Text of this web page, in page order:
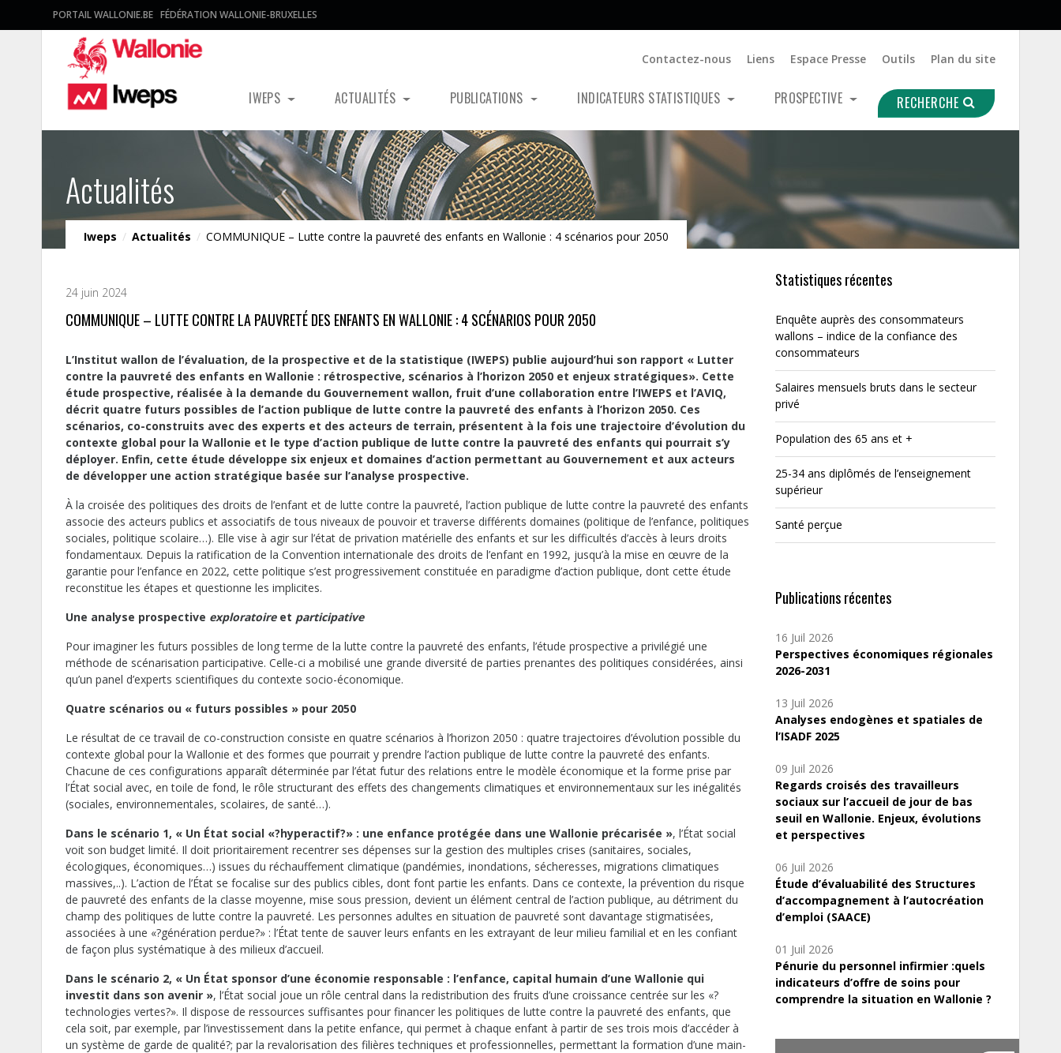
PORTAIL WALLONIE.BE FÉDÉRATION WALLONIE-BRUXELLES
Contactez-nous Liens Espace Presse Outils Plan du site
IWEPS ACTUALITÉS PUBLICATIONS INDICATEURS STATISTIQUES PROSPECTIVE RECHERCHE
Actualités
Iweps / Actualités / COMMUNIQUE – Lutte contre la pauvreté des enfants en Wallonie : 4 scénarios pour 2050
24 juin 2024
COMMUNIQUE – LUTTE CONTRE LA PAUVRETÉ DES ENFANTS EN WALLONIE : 4 SCÉNARIOS POUR 2050
L’Institut wallon de l’évaluation, de la prospective et de la statistique (IWEPS) publie aujourd’hui son rapport « Lutter
contre la pauvreté des enfants en Wallonie : rétrospective, scénarios à l’horizon 2050 et enjeux stratégiques». Cette
étude prospective, réalisée à la demande du Gouvernement wallon, fruit d’une collaboration entre l’IWEPS et l’AVIQ,
décrit quatre futurs possibles de l’action publique de lutte contre la pauvreté des enfants à l’horizon 2050. Ces
scénarios, co-construits avec des experts et des acteurs de terrain, présentent à la fois une trajectoire d’évolution du
contexte global pour la Wallonie et le type d’action publique de lutte contre la pauvreté des enfants qui pourrait s’y
déployer. Enfin, cette étude développe six enjeux et domaines d’action permettant au Gouvernement et aux acteurs
de développer une action stratégique basée sur l’analyse prospective.
À la croisée des politiques des droits de l’enfant et de lutte contre la pauvreté, l’action publique de lutte contre la pauvreté des enfants
associe des acteurs publics et associatifs de tous niveaux de pouvoir et traverse différents domaines (politique de l’enfance, politiques
sociales, politique scolaire…). Elle vise à agir sur l’état de privation matérielle des enfants et sur les difficultés d’accès à leurs droits
fondamentaux. Depuis la ratification de la Convention internationale des droits de l’enfant en 1992, jusqu’à la mise en œuvre de la
garantie pour l’enfance en 2022, cette politique s’est progressivement constituée en paradigme d’action publique, dont cette étude
reconstitue les étapes et questionne les implicites.
Une analyse prospective exploratoireet participative
Pour imaginer les futurs possibles de long terme de la lutte contre la pauvreté des enfants, l’étude prospective a privilégié une
méthode de scénarisation participative. Celle-ci a mobilisé une grande diversité de parties prenantes des politiques considérées, ainsi
qu’un panel d’experts scientifiques du contexte socio-économique.
Quatre scénarios ou « futurs possibles » pour 2050
Le résultat de ce travail de co-construction consiste en quatre scénarios à l’horizon 2050 : quatre trajectoires d’évolution possible du
contexte global pour la Wallonie et des formes que pourrait y prendre l’action publique de lutte contre la pauvreté des enfants.
Chacune de ces configurations apparaît déterminée par l’état futur des relations entre le modèle économique et la forme prise par
l’État social avec, en toile de fond, le rôle structurant des effets des changements climatiques et environnementaux sur les inégalités
(sociales, environnementales, scolaires, de santé…).
Dans le scénario 1, « Un État social «?hyperactif?» : une enfance protégée dans une Wallonie précarisée », l’État social
voit son budget limité. Il doit prioritairement recentrer ses dépenses sur la gestion des multiples crises (sanitaires, sociales,
écologiques, économiques…) issues du réchauffement climatique (pandémies, inondations, sécheresses, migrations climatiques
massives,..). L’action de l’État se focalise sur des publics cibles, dont font partie les enfants. Dans ce contexte, la prévention du risque
de pauvreté des enfants de la classe moyenne, mise sous pression, devient un élément central de l’action publique, au détriment du
champ des politiques de lutte contre la pauvreté. Les personnes adultes en situation de pauvreté sont davantage stigmatisées,
associées à une «?génération perdue?» : l’État tente de sauver leurs enfants en les extrayant de leur milieu familial et en les confiant
de façon plus systématique à des milieux d’accueil.
Dans le scénario 2, « Un État sponsor d’une économie responsable : l’enfance, capital humain d’une Wallonie qui
investit dans son avenir », l’État social joue un rôle central dans la redistribution des fruits d’une croissance centrée sur les «?
technologies vertes?». Il dispose de ressources suffisantes pour financer les politiques de lutte contre la pauvreté des enfants, que
cela soit, par exemple, par l’investissement dans la petite enfance, qui permet à chaque enfant à partir de ses trois mois d’accéder à
un système de garde de qualité?; par la revalorisation des filières techniques et professionnelles, permettant la formation d’une main-
Statistiques récentes
Enquête auprès des consommateurs
wallons – indice de la confiance des
consommateurs
Salaires mensuels bruts dans le secteur
privé
Population des 65 ans et +
25-34 ans diplômés de l’enseignement
supérieur
Santé perçue
Publications récentes
16 Juil 2026
Perspectives économiques régionales
2026-2031
13 Juil 2026
Analyses endogènes et spatiales de
l’ISADF 2025
09 Juil 2026
Regards croisés des travailleurs
sociaux sur l’accueil de jour de bas
seuil en Wallonie. Enjeux, évolutions
et perspectives
06 Juil 2026
Étude d’évaluabilité des Structures
d’accompagnement à l’autocréation
d’emploi (SAACE)
01 Juil 2026
Pénurie du personnel infirmier :quels
indicateurs d’offre de soins pour
comprendre la situation en Wallonie ?